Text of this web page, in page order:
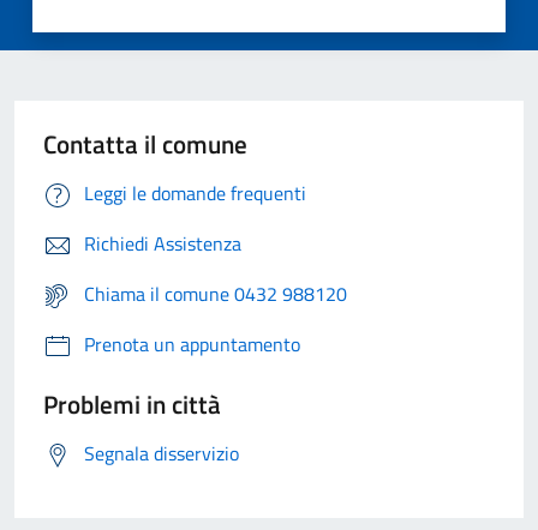
Contatta il comune
Leggi le domande frequenti
Richiedi Assistenza
Chiama il comune 0432 988120
Prenota un appuntamento
Problemi in città
Segnala disservizio